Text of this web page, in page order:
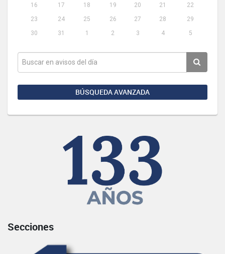
16
17 18 19 20 21
22
23
24 25 26 27 28
29
30
31 1 2 3 4 5
BÚSQUEDA AVANZADA
Secciones